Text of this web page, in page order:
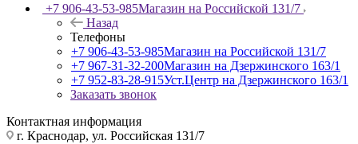
+7 906-43-53-985Магазин на Российской 131/7
Назад
Телефоны
+7 906-43-53-985Магазин на Российской 131/7
+7 967-31-32-200Магазин на Дзержинского 163/1
+7 952-83-28-915Уст.Центр на Дзержинского 163/1
Заказать звонок
Контактная информация
г. Краснодар, ул. Российская 131/7